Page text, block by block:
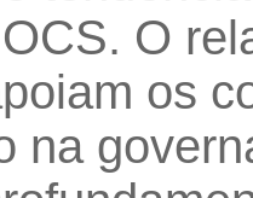
O
os
na